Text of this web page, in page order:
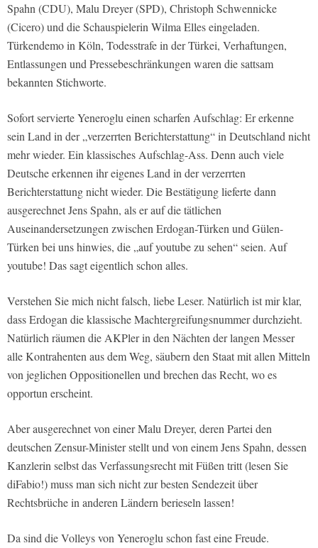
Spahn (CDU), Malu Dreyer (SPD), Christoph Schwennicke
(Cicero) und die Schauspielerin Wilma Elles eingeladen.
Türkendemo in Köln, Todesstrafe in der Türkei, Verhaftungen,
Entlassungen und Pressebeschränkungen waren die sattsam
bekannten Stichworte.
Sofort servierte Yeneroglu einen scharfen Aufschlag: Er erkenne
sein Land in der „verzerrten Berichterstattung“ in Deutschland nicht
mehr wieder. Ein klassisches Aufschlag-Ass. Denn auch viele
Deutsche erkennen ihr eigenes Land in der verzerrten
Berichterstattung nicht wieder. Die Bestätigung lieferte dann
ausgerechnet Jens Spahn, als er auf die tätlichen
Auseinandersetzungen zwischen Erdogan-Türken und Gülen-
Türken bei uns hinwies, die „auf youtube zu sehen“ seien. Auf
youtube! Das sagt eigentlich schon alles.
Verstehen Sie mich nicht falsch, liebe Leser. Natürlich ist mir klar,
dass Erdogan die klassische Machtergreifungsnummer durchzieht.
Natürlich räumen die AKPler in den Nächten der langen Messer
alle Kontrahenten aus dem Weg, säubern den Staat mit allen Mitteln
von jeglichen Oppositionellen und brechen das Recht, wo es
opportun erscheint.
Aber ausgerechnet von einer Malu Dreyer, deren Partei den
deutschen Zensur-Minister stellt und von einem Jens Spahn, dessen
Kanzlerin selbst das Verfassungsrecht mit Füßen tritt (lesen Sie
diFabio!) muss man sich nicht zur besten Sendezeit über
Rechtsbrüche in anderen Ländern berieseln lassen!
Da sind die Volleys von Yeneroglu schon fast eine Freude.